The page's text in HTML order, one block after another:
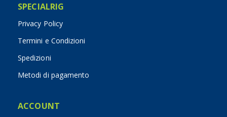
SPECIALRIG
Privacy Policy
Termini e Condizioni
Spedizioni
Metodi di pagamento
ACCOUNT